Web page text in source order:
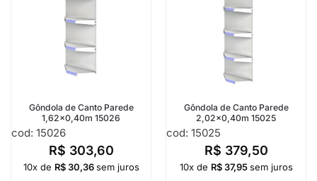
Gôndola de Canto Parede
1,62×0,40m 15026
cod: 15026
R$ 303,60
10x de R$30,36 sem juros
Gôndola de Canto Parede
2,02×0,40m 15025
cod: 15025
R$ 379,50
10x de R$37,95 sem juros